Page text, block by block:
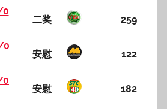
0
二奖 259
0
安慰 122
0
安慰 182